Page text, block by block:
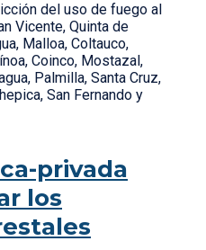
del uso de fuego al
Vicente, Quinta de
Malloa, Coltauco,
Coinco, Mostazal,
Palmilla, Santa Cruz,
San Fernando y
privada
los